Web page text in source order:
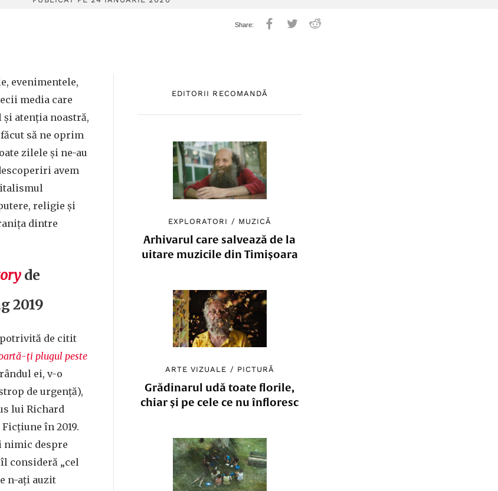
EDITORII RECOMANDĂ
EXPLORATORI / MUZICĂ
Arhivarul care salvează de la
uitare muzicile din Timișoara
ARTE VIZUALE / PICTURĂ
Grădinarul udă toate florile,
chiar și pe cele ce nu înfloresc
evenimentele,
media care
atenția noastră,
să ne oprim
zilele și ne-au
avem
religie și
dintre
de
2019
potrivită de citit
ți plugul peste
ei, v-o
de urgență),
lui Richard
în 2019.
nimic despre
consideră „cel
n-ați auzit